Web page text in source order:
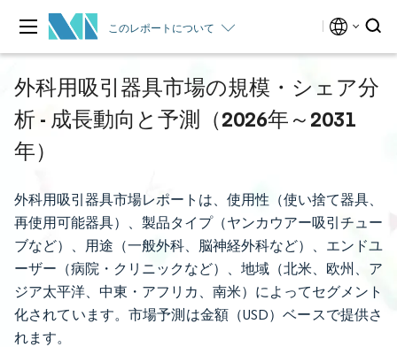
このレポートについて
外科用吸引器具市場の規模・シェア分
析 - 成長動向と予測（2026年～2031
年）
外科用吸引器具市場レポートは、使用性（使い捨て器具、
再使用可能器具）、製品タイプ（ヤンカウアー吸引チュー
ブなど）、用途（一般外科、脳神経外科など）、エンドユ
ーザー（病院・クリニックなど）、地域（北米、欧州、ア
ジア太平洋、中東・アフリカ、南米）によってセグメント
化されています。市場予測は金額（USD）ベースで提供さ
れます。